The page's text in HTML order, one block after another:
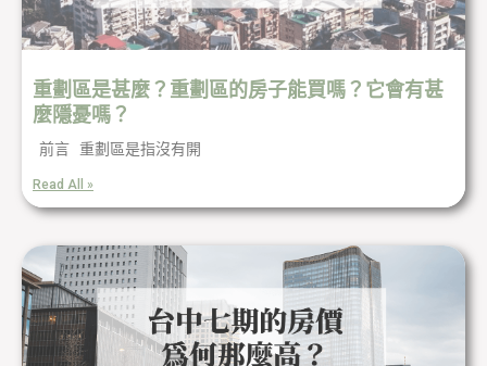
重劃區是甚麼？重劃區的房子能買嗎？它會有甚
麼隱憂嗎？
前言 重劃區是指沒有開
Read All »